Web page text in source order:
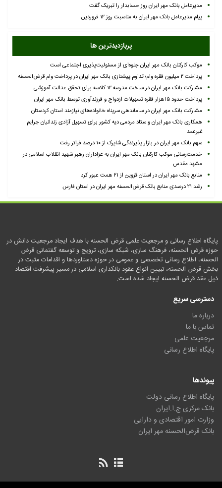
مدیرعامل بانک مهر ایران روز حسابدار را تبریک گفت
پیام مدیرعامل بانک مهر ایران به مناسبت روز ۱۲ فروردین
پربازدیدترین ها
موکب کارکنان بانک مهر ایران جلوه‌ای از مسئولیت‌پذیری اجتماعی است
پرداخت ۲ میلیون فقره وام؛ تداوم پیشتازی بانک مهر ایران در پرداخت وام قرض‌الحسنه
مشارکت بانک مهر ایران در ساخت مدرسه ۱۲ کلاسه برای تحقق عدالت آموزشی
پرداخت حدود ۱۵هزار فقره تسهیلات ازدواج و فرزندآوری توسط بانک مهر ایران
مشارکت بانک مهر ایران در ساماندهی سرپناه خانواده‌های نیازمند استان کردستان
همکاری بانک مهر ایران و ستاد مردمی دیه کشور برای تسهیل آزادی زندانیان جرایم
غیرعمد
سهم بانک مهر ایران در بازار پذیرندگی شاپرک از ۱۰ درصد فراتر رفت
خدمت‌رسانی موکب کارکنان بانک مهر ایران به عزاداران رهبر شهید انقلاب اسلامی در
مشهد مقدس
منابع بانک مهر ایران در استان قزوین از ۲۱ همت عبور کرد
رشد ۲۱ درصدی منابع بانک قرض‌الحسنه مهر ایران در استان فارس
پایگاه اطلاع رسانی و مرجعیت علمی قرض الحسنه با هدف ایجاد مرجعیت دانش در
حوزه قرض الحسنه، فرهنگ سازی، شبکه سازی، ترویج و توسعه گفتمانی قرض
الحسنه، اطلاع رسانی تخصصی و عمومی در حوزه دستاوردها و اقدامات مثبت در
بخش قرض الحسنه، تبیین انواع عقود بانکداری اسلامی در مسیر پیشرفت اقتصاد
ذیل عقد قرض الحسنه ایجاد شده است.
دسترسی سریع
درباره ما
تماس با ما
مرجعیت علمی
پایگاه اطلاع رسانی
پیوندها
پایگاه اطلاع رسانی دولت
بانک مرکزی ج.ا.ایران
وزارت امور اقتصادی و دارایی
بانک قرض‌الحسنه مهر ایران